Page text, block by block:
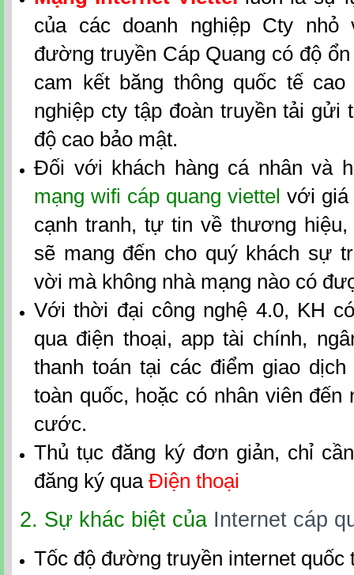
của các doanh nghiệp Cty
đường truyền Cáp Quang có độ
cam kết băng thông quốc tế cao
nghiệp cty tập đoàn truyền tải gửi
độ cao bảo mật.
Đối với khách hàng cá nhân và
mạng wifi cáp quang viettel với giá
cạnh tranh, tự tin về thương
sẽ mang đến cho quý khách sự
vời mà không nhà mạng nào có
Với thời đại công nghệ 4.0, KH
qua điện thoại, app tài chính,
thanh toán tại các điểm giao
toàn quốc, hoặc có nhân viên đến
cước.
Thủ tục đăng ký đơn giản, chỉ
đăng ký qua Điện thoại
2. Sự khác biệt của Internet cáp
Tốc độ đường truyền internet quốc